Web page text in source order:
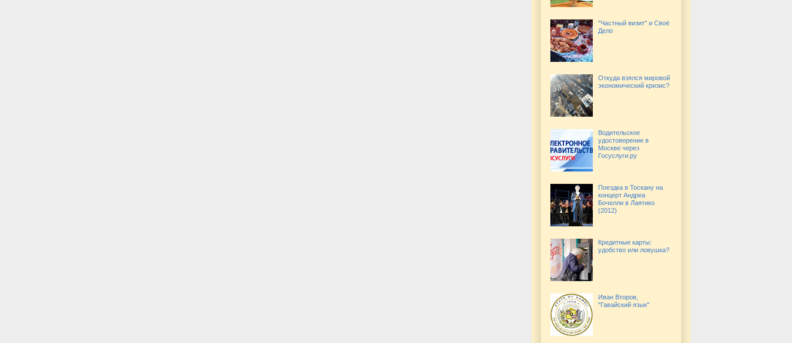
"Частный визит" и Своё
Дело
Откуда взялся мировой
экономический кризис?
Водительское
удостоверение в
Москве через
Госуслуги.ру
Поездка в Тоскану на
концерт Андреа
Бочелли в Лаятико
(2012)
Кредитные карты:
удобство или ловушка?
Иван Второв,
"Гавайский язык"